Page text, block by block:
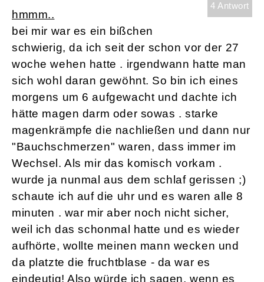
4 Antwort
hmmm..
bei mir war es ein bißchen
schwierig, da ich seit der schon vor der 27
woche wehen hatte . irgendwann hatte man
sich wohl daran gewöhnt. So bin ich eines
morgens um 6 aufgewacht und dachte ich
hätte magen darm oder sowas . starke
magenkrämpfe die nachließen und dann nur
"Bauchschmerzen" waren, dass immer im
Wechsel. Als mir das komisch vorkam .
wurde ja nunmal aus dem schlaf gerissen ;)
schaute ich auf die uhr und es waren alle 8
minuten . war mir aber noch nicht sicher,
weil ich das schonmal hatte und es wieder
aufhörte, wollte meinen mann wecken und
da platzte die fruchtblase - da war es
eindeutig! Also würde ich sagen, wenn es